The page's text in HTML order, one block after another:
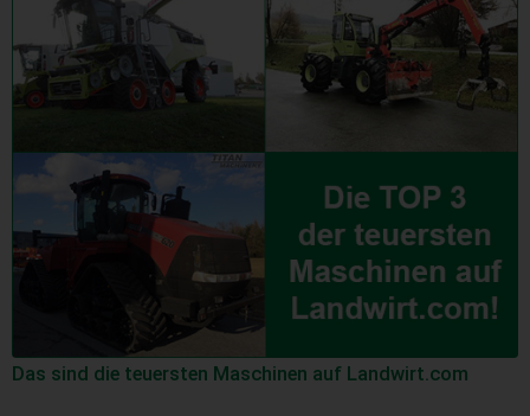
Das sind die teuersten Maschinen auf Landwirt.com